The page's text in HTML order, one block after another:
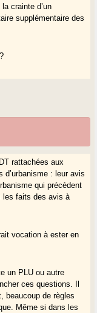
crainte d’un
supplémentaire des
rattachées aux
d’urbanisme : leur avis
qui précèdent
les faits des avis à
vocation à ester en
un PLU ou autre
ces questions. Il
beaucoup de règles
Même si dans les